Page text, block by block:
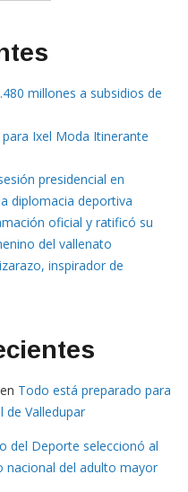
millones a subsidios de
Ixel Moda Itinerante
presidencial en
diplomacia deportiva
oficial y ratificó su
del vallenato
inspirador de
en Todo está preparado para
de Valledupar
del Deporte seleccionó al
nacional del adulto mayor